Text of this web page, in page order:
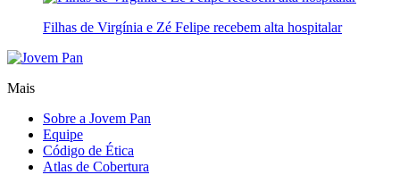
Filhas de Virgínia e Zé Felipe recebem alta hospitalar
Mais
Sobre a Jovem Pan
Equipe
Código de Ética
Atlas de Cobertura